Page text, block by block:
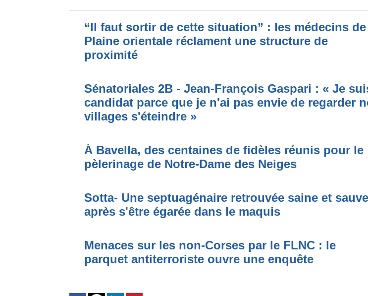
“Il faut sortir de cette situation” : les médecins
Plaine orientale réclament une structure de
proximité
Sénatoriales 2B - Jean-François Gaspari : « Je
candidat parce que je n'ai pas envie de regarder
villages s'éteindre »
À Bavella, des centaines de fidèles réunis pour le
pèlerinage de Notre-Dame des Neiges
Sotta- Une septuagénaire retrouvée saine et sauve
après s'être égarée dans le maquis
Menaces sur les non-Corses par le FLNC : le
parquet antiterroriste ouvre une enquête